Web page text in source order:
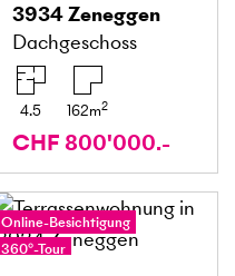
3934Zeneggen
Dachgeschoss
4.5 162m2
CHF 800'000.-
Online-Besichtigung
360°-Tour